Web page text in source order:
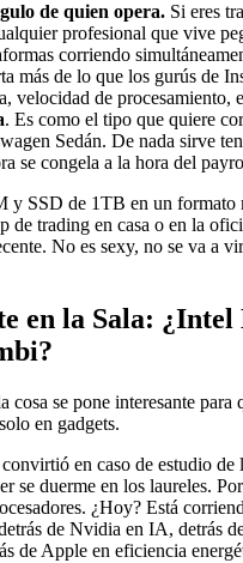
de quien opera. Si eres
profesional que vive
corriendo
más de lo que los gurús de
velocidad de procesamiento,
. Es como el tipo que quiere
Sedán. De nada sirve
se congela a la hora del
y SSD de 1TB en un formato
de trading en casa o en la
No es sexy, no se va a
en la Sala: ¿Intel
cosa se pone interesante para
en gadgets.
en caso de estudio de
se duerme en los laureles.
¿Hoy? Está
de Nvidia en IA, detrás
de Apple en eficiencia